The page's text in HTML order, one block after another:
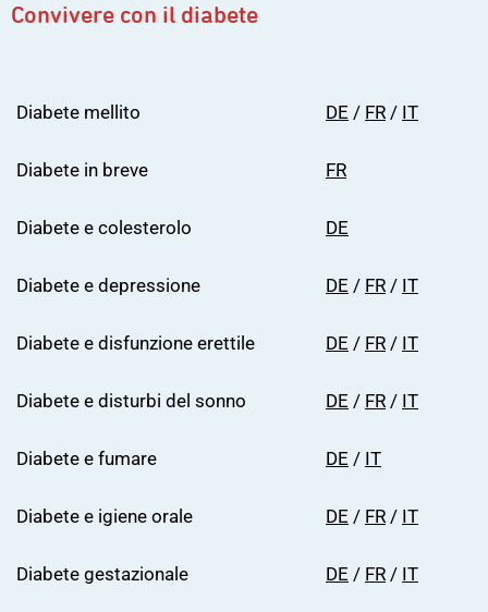
Convivere con il diabete
Diabete mellito DE / FR / IT
Diabete in breve FR
Diabete e colesterolo DE
Diabete e depressione DE / FR / IT
Diabete e disfunzione erettile DE / FR / IT
Diabete e disturbi del sonno DE / FR / IT
Diabete e fumare DE / IT
Diabete e igiene orale DE / FR / IT
Diabete gestazionale DE / FR / IT